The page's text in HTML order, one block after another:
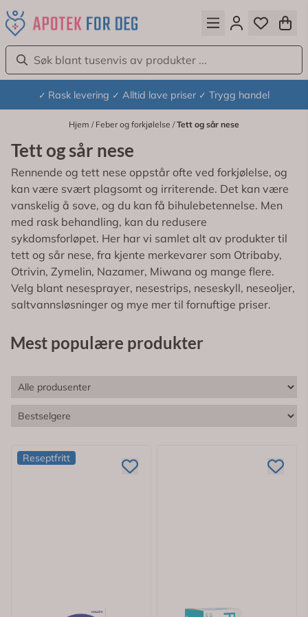
Hopp til innhold
✓ Rask levering ✓ Alltid lave priser ✓ Trygg handel
Hjem / Feber og forkjølelse /Tett og sår nese
Tett og sår nese
Rennende og tett nese oppstår ofte ved forkjølelse, og
kan være svært plagsomt og irriterende. Det kan være
vanskelig å sove, og du kan få bihulebetennelse. Men
med rask behandling, kan du redusere
sykdomsforløpet. Her har vi samlet alt av produkter til
tett og sår nese, fra kjente merkevarer som Otribaby,
Otrivin, Zymelin, Nazamer, Miwana og mange flere.
Velg blant nesesprayer, nesestrips, neseskyll, neseoljer,
saltvannsløsninger og mye mer til fornuftige priser.
Mest populære produkter
Reseptfritt